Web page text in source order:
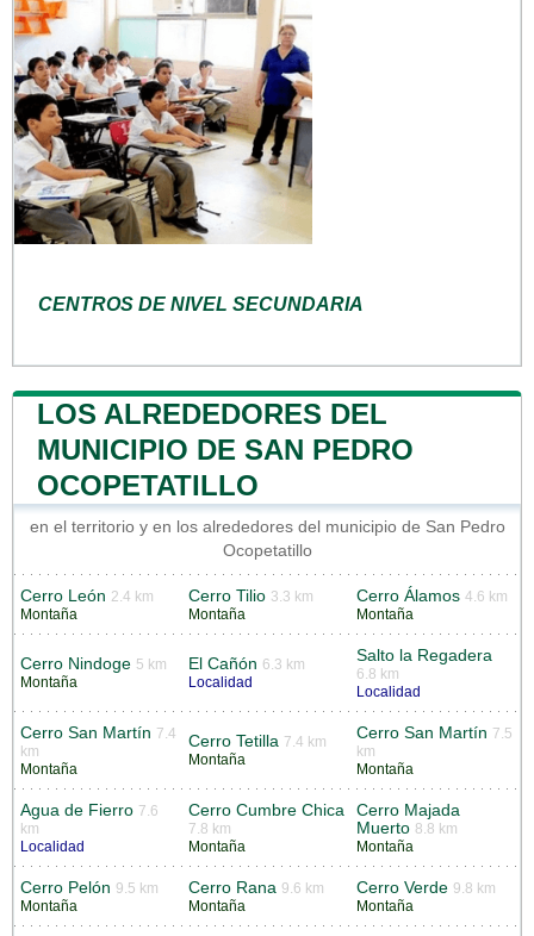
CENTROS DE NIVEL SECUNDARIA
LOS ALREDEDORES DEL
MUNICIPIO DE SAN PEDRO
OCOPETATILLO
en el territorio y en los alrededores del municipio de San Pedro
Ocopetatillo
Cerro León 2.4 km
Montaña
Cerro Tilio 3.3 km
Montaña
Cerro Álamos 4.6 km
Montaña
Cerro Nindoge 5 km
Montaña
El Cañón 6.3 km
Localidad
Salto la Regadera
6.8 km
Localidad
Cerro San Martín 7.4
km
Montaña
Cerro Tetilla 7.4 km
Montaña
Cerro San Martín 7.5
km
Montaña
Agua de Fierro 7.6
km
Localidad
Cerro Cumbre Chica
7.8 km
Montaña
Cerro Majada
Muerto 8.8 km
Montaña
Cerro Pelón 9.5 km
Montaña
Cerro Rana 9.6 km
Montaña
Cerro Verde 9.8 km
Montaña